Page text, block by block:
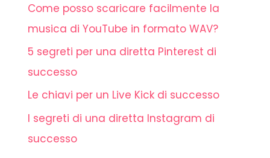
Come posso scaricare facilmente la
musica di YouTube in formato WAV?
5 segreti per una diretta Pinterest di
successo
Le chiavi per un Live Kick di successo
I segreti di una diretta Instagram di
successo